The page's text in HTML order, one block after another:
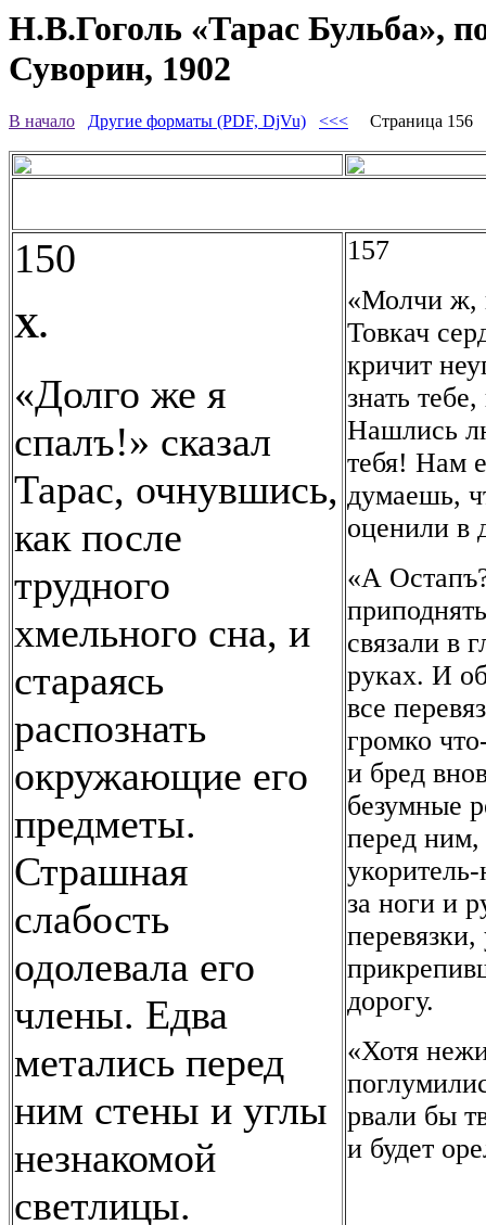
Н.В.Гоголь «Тарас Бульба»,
Суворин, 1902
В начало Другие форматы (PDF, DjVu) <<< Страница 156
150
X.
«Долго же я
спалъ!» сказал
Тарас, очнувшись,
как после
трудного
хмельного сна, и
стараясь
распознать
окружающие его
предметы.
Страшная
слабость
одолевала его
члены. Едва
метались перед
ним стены и углы
незнакомой
светлицы.
157
«Молчи ж,
Товкач
кричит
знать
Нашлись
тебя! Нам
думаешь,
оценили в
«А
связали в
руках. И
все
громко
и бред
безумные
перед ним,
за ноги и
дорогу.
«Хотя
рвали бы
и будет